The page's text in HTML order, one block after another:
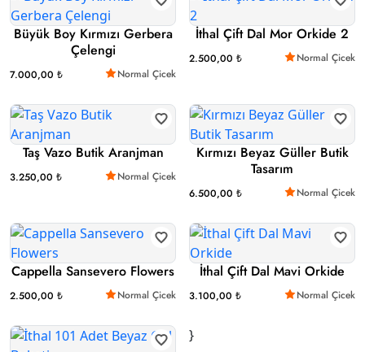
Büyük Boy Kırmızı Gerbera
Çelengi
7.000,00 ₺ Normal Çicek
İthal Çift Dal Mor Orkide 2
2.500,00 ₺ Normal Çicek
Taş Vazo Butik Aranjman
3.250,00 ₺ Normal Çicek
Kırmızı Beyaz Güller Butik
Tasarım
6.500,00 ₺ Normal Çicek
Cappella Sansevero Flowers
2.500,00 ₺ Normal Çicek
İthal Çift Dal Mavi Orkide
3.100,00 ₺ Normal Çicek
}